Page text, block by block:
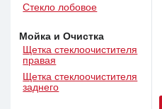
Стекло лобовое
Мойка и Очистка
Щетка стеклоочистителя
правая
Щетка стеклоочистителя
заднего